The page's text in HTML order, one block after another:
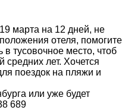
марта на 12 дней, не
отеля, помогите
в тусовочное место, чтоб
лет. Хочется
поездок на пляжи и
или уже будет
689